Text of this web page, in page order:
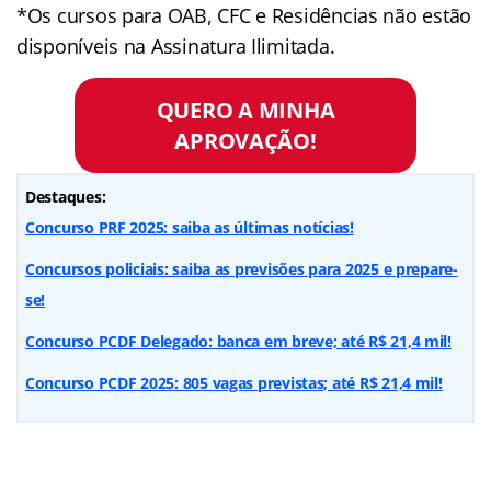
*Os cursos para OAB, CFC e Residências não estão
disponíveis na Assinatura Ilimitada.
QUERO A MINHA
APROVAÇÃO!
Destaques:
Concurso PRF 2025: saiba as últimas notícias!
Concursos policiais: saiba as previsões para 2025 e prepare-
se!
Concurso PCDF Delegado: banca em breve; até R$ 21,4 mil!
Concurso PCDF 2025: 805 vagas previstas; até R$ 21,4 mil!